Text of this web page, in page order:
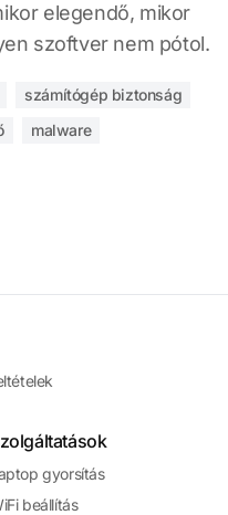
elegendő, mikor
szoftver nem pótol.
számítógép biztonság
malware
gyorsítás
beállítás